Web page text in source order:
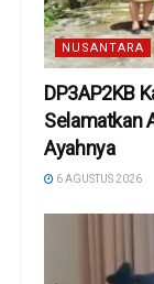
NUSANTARA
DP3AP2KB
Selamatkan
Ayahnya
6 AGUSTUS 2026